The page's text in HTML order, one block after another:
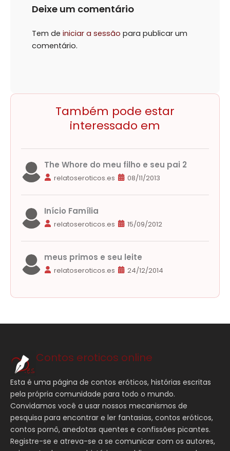
Deixe um comentário
Tem de iniciar a sessão para publicar um
comentário.
Também pode estar
interessado em
The Whore do meu filho e seu pai 2
relatoseroticos.es 08/11/2013
Início Família
relatoseroticos.es 15/09/2012
meus primos e seu leite
relatoseroticos.es 24/12/2014
Contos eroticos online
Esta é uma página de contos eróticos, histórias escritas
pela própria comunidade para todo o mundo.
Convidamos você a usar nossos mecanismos de
pesquisa para encontrar e ler fantasias, contos eróticos,
contos pornô, anedotas quentes e confissões picantes.
Registre-se e atreva-se a se comunicar com os autores,